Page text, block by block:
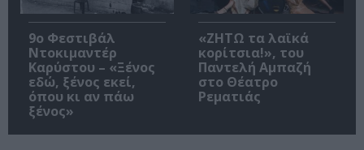
9ο Φεστιβάλ
Ντοκιμαντέρ
Καρύστου – «Ξένος
εδώ, ξένος εκεί,
όπου κι αν πάω
ξένος»
«ΖΗΤΩ τα λαϊκά
κορίτσια!», του
Παντελή Αμπαζή
στο Θέατρο
Ρεματιάς